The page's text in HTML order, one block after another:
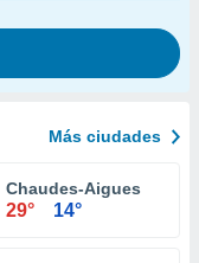
Más ciudades
Chaudes-Aigues
29° 14°